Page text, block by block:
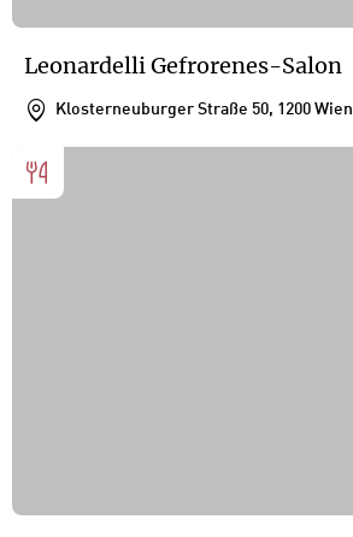
Leonardelli Gefrorenes-Salon
Klosterneuburger Straße 50, 1200 Wien